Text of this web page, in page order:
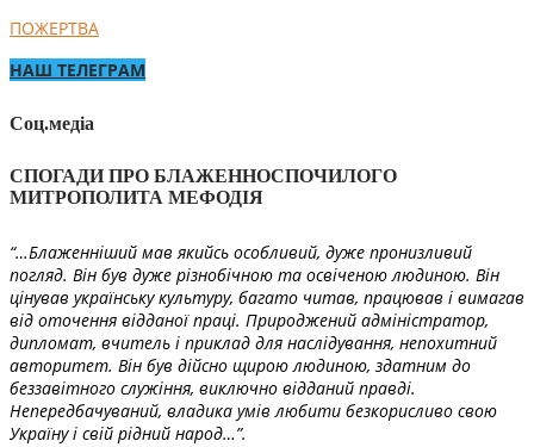
ПОЖЕРТВА
НАШ ТЕЛЕГРАМ
Соц.медіа
СПОГАДИ ПРО БЛАЖЕННОСПОЧИЛОГО
МИТРОПОЛИТА МЕФОДІЯ
“…Блаженніший мав якийсь особливий, дуже пронизливий
погляд. Він був дуже різнобічною та освіченою людиною. Він
цінував українську культуру, багато читав, працював і вимагав
від оточення відданої праці. Природжений адміністратор,
дипломат, вчитель і приклад для наслідування, непохитний
авторитет. Він був дійсно щирою людиною, здатним до
беззавітного служіння, виключно відданий правді.
Непередбачуваний, владика умів любити безкорисливо свою
Україну і свій рідний народ…”.